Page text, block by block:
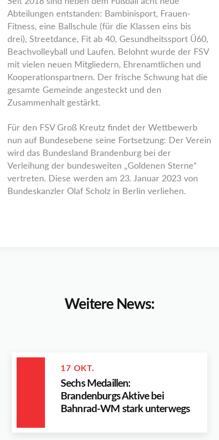
Abteilungen entstanden: Bambinisport, Frauen-
Fitness, eine Ballschule (für die Klassen eins bis
drei), Streetdance, Fit ab 40, Gesundheitssport Ü60,
Beachvolleyball und Laufen. Belohnt wurde der FSV
mit vielen neuen Mitgliedern, Ehrenamtlichen und
Kooperationspartnern. Der frische Schwung hat die
gesamte Gemeinde angesteckt und den
Zusammenhalt gestärkt.
Für den FSV Groß Kreutz findet der Wettbewerb
nun auf Bundesebene seine Fortsetzung: Der Verein
wird das Bundesland Brandenburg bei der
Verleihung der bundesweiten „Goldenen Sterne“
vertreten. Diese werden am 23. Januar 2023 von
Bundeskanzler Olaf Scholz in Berlin verliehen.
Weitere News:
17 OKT.
Sechs Medaillen:
Brandenburgs Aktive bei
Bahnrad-WM stark unterwegs